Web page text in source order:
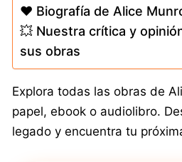
❤️ Biografía de Alice
💥 Nuestra crítica y
sus obras
Explora todas las obras de
papel, ebook o audiolibro.
legado y encuentra tu